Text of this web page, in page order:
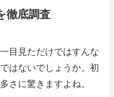
徹底調査
目見ただけではすんな
はないでしょうか。初
さに驚きますよね。